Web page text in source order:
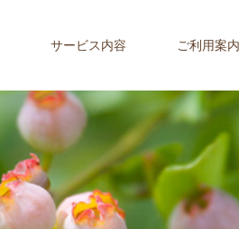
サービス内容 ご利用案内